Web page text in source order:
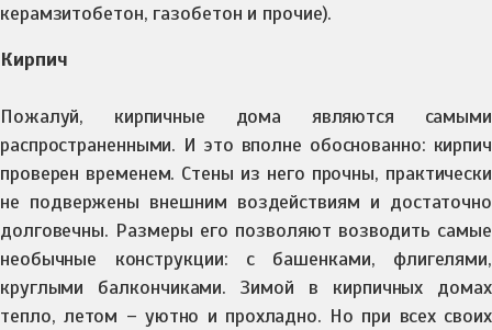
керамзитобетон, газобетон и прочие).
Кирпич
Пожалуй, кирпичные дома являются самыми
распространенными. И это вполне обоснованно: кирпич
проверен временем. Стены из него прочны, практически
не подвержены внешним воздействиям и достаточно
долговечны. Размеры его позволяют возводить самые
необычные конструкции: с башенками, флигелями,
круглыми балкончиками. Зимой в кирпичных домах
тепло, летом – уютно и прохладно. Но при всех своих